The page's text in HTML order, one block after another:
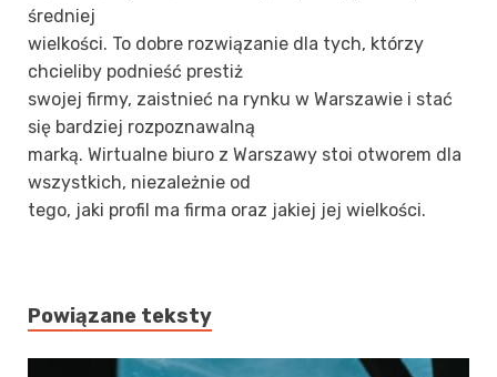
średniej
wielkości. To dobre rozwiązanie dla tych, którzy
chcieliby podnieść prestiż
swojej firmy, zaistnieć na rynku w Warszawie i stać
się bardziej rozpoznawalną
marką. Wirtualne biuro z Warszawy stoi otworem dla
wszystkich, niezależnie od
tego, jaki profil ma firma oraz jakiej jej wielkości.
Powiązane teksty